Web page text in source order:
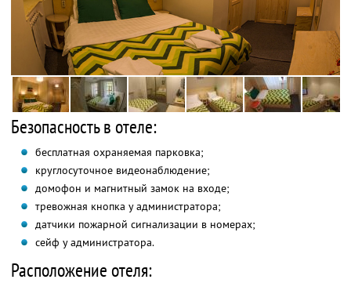
Безопасность в отеле:
бесплатная охраняемая парковка;
круглосуточное видеонаблюдение;
домофон и магнитный замок на входе;
тревожная кнопка у администратора;
датчики пожарной сигнализации в номерах;
сейф у администратора.
Расположение отеля: